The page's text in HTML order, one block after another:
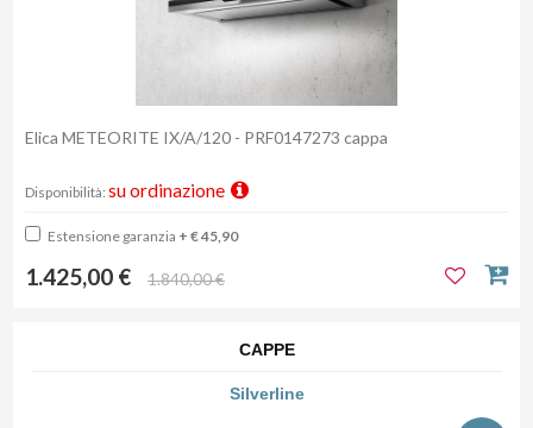
Elica METEORITE IX/A/120 - PRF0147273 cappa
Disponibilità: su ordinazione
Estensione garanzia + € 45,90
1.425,00 € 1.840,00 €
CAPPE
Silverline